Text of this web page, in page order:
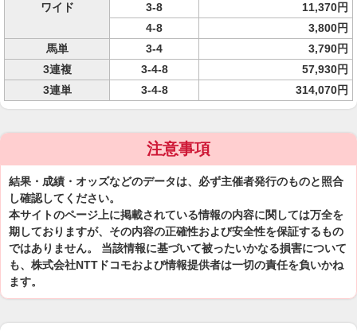
ワイド
3-8
11,370円
4-8
3,800円
馬単
3-4
3,790円
3連複
3-4-8
57,930円
3連単
3-4-8 314,070円
注意事項
結果・成績・オッズなどのデータは、必ず主催者発行のものと照合
し確認してください。
本サイトのページ上に掲載されている情報の内容に関しては万全を
期しておりますが、その内容の正確性および安全性を保証するもの
ではありません。 当該情報に基づいて被ったいかなる損害について
も、株式会社NTTドコモおよび情報提供者は一切の責任を負いかね
ます。